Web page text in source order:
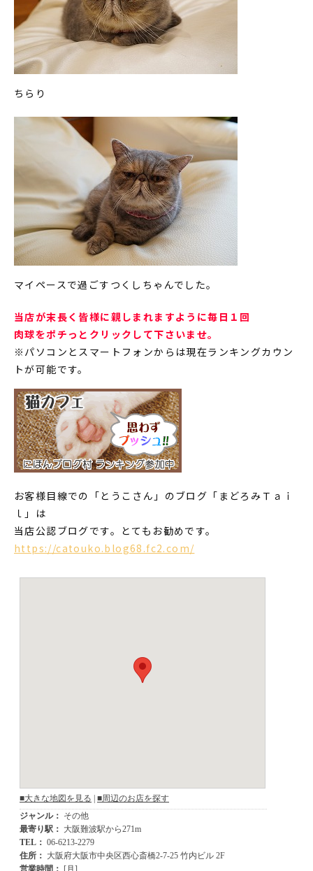
ちらり
マイペースで過ごすつくしちゃんでした。
当店が末長く皆様に親しまれますように毎日１回
肉球をポチっとクリックして下さいませ。
※パソコンとスマートフォンからは現在ランキングカウン
トが可能です。
お客様目線での「とうこさん」のブログ「まどろみＴａｉ
ｌ」は
当店公認ブログです。とてもお勧めです。
https://catouko.blog68.fc2.com/